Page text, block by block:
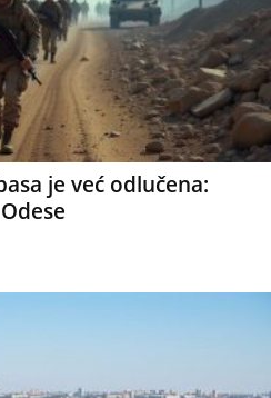
je već odlučena: